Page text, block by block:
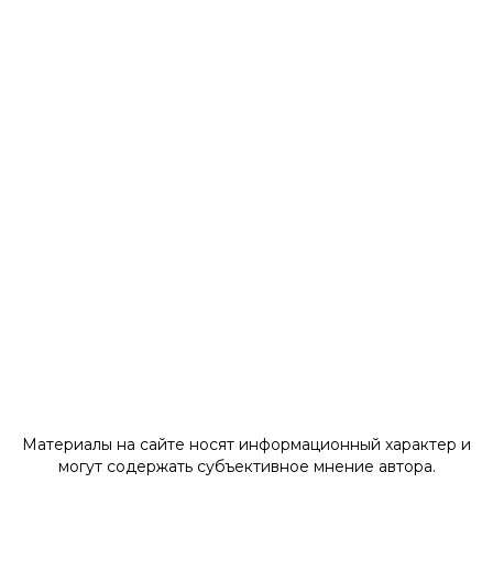
Материалы на сайте носят информационный характер и
могут содержать субъективное мнение автора.